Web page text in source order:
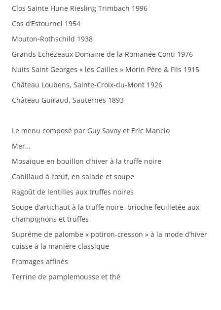
Clos Sainte Hune Riesling Trimbach 1996
Cos d’Estournel 1954
Mouton-Rothschild 1938
Grands Echézeaux Domaine de la Romanée Conti 1976
Nuits Saint Georges « les Cailles » Morin Père & Fils 1915
Château Loubens, Sainte-Croix-du-Mont 1926
Château Guiraud, Sauternes 1893
Le menu composé par Guy Savoy et Eric Mancio
Mer…
Mosaïque en bouillon d’hiver à la truffe noire
Cabillaud à l’œuf, en salade et soupe
Ragoût de lentilles aux truffes noires
Soupe d’artichaut à la truffe noire, brioche feuilletée aux
champignons et truffes
Suprême de palombe « potiron-cresson » à la mode d’hiver
cuisse à la manière classique
Fromages affinés
Terrine de pamplemousse et thé